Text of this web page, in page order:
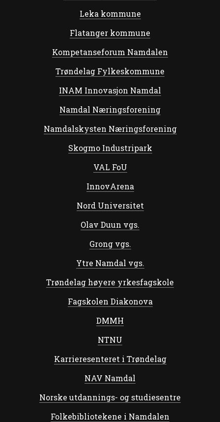
Leka kommune
Flatanger kommune
Kompetanseforum Namdalen
Trøndelag Fylkeskommune
INAM Innovasjon Namdal
Namdal Næringsforening
Namdalskysten Næringsforening
Skogmo Industripark
VAL FoU
InnovArena
Nord Universitet
Olav Duun vgs.
Grong vgs.
Ytre Namdal vgs.
Trøndelag høyere yrkesfagskole
Fagskolen Diakonova
DMMH
NTNU
Karrieresenteret i Trøndelag
NAV Namdal
Norske utdannings- og studiesentre
Folkebibliotekene i Namdalen